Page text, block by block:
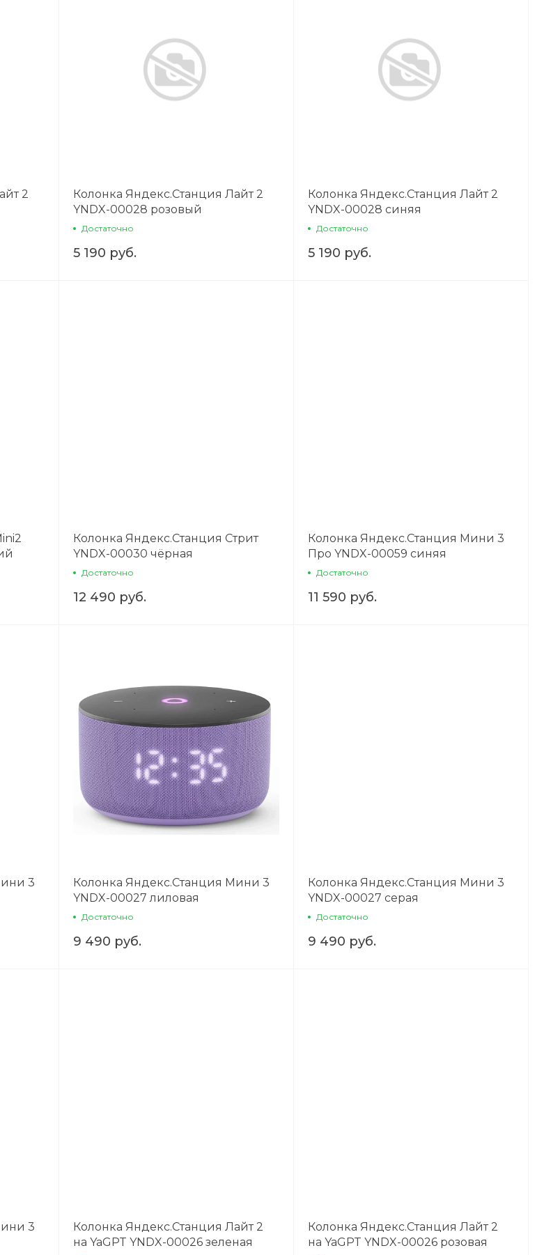
25
раз в 2 недели
Остались вопросы?
2
Колонка Яндекс.Станция Лайт 2
YNDX-00028 розовый
Достаточно
5 190 руб.
Колонка Яндекс.Станция Лайт 2
YNDX-00028 синяя
Достаточно
5 190 руб.
Колонка Яндекс.Станция Стрит
YNDX-00030 чёрная
Достаточно
12 490 руб.
Колонка Яндекс.Станция Мини 3
Про YNDX-00059 синяя
Достаточно
11 590 руб.
3
Колонка Яндекс.Станция Мини 3
YNDX-00027 лиловая
Достаточно
9 490 руб.
Колонка Яндекс.Станция Мини 3
YNDX-00027 серая
Достаточно
9 490 руб.
3
Колонка Яндекс.Станция Лайт 2
на YaGPT YNDX-00026 зеленая
Колонка Яндекс.Станция Лайт 2
на YaGPT YNDX-00026 розовая